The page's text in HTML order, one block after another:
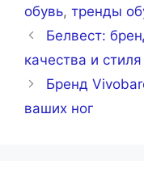
обувь, тренды
Белвест:
качества и стиля
Бренд
ваших ног